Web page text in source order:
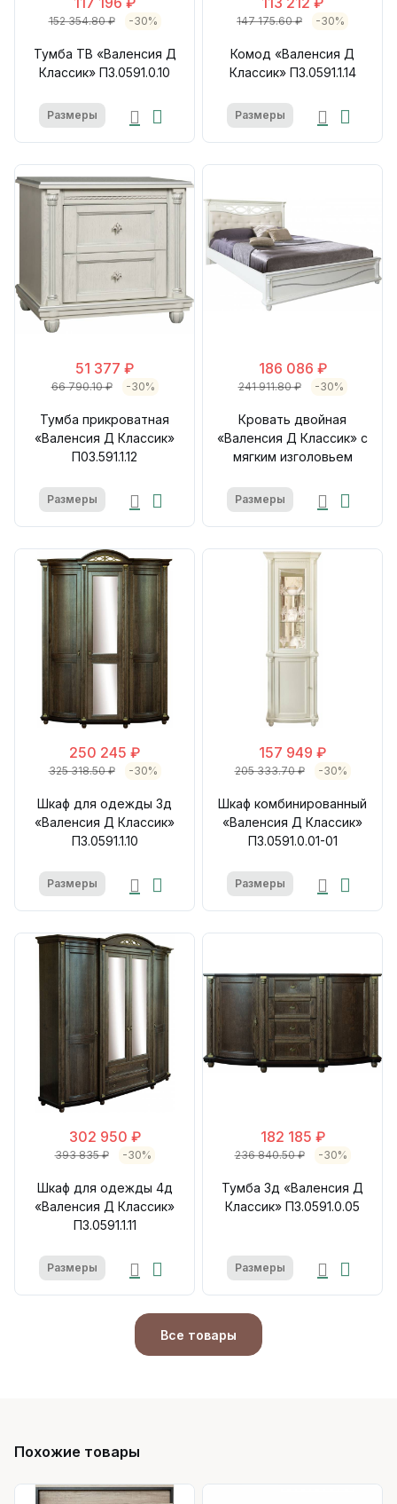
152 354.80 ₽ -30%
Тумба ТВ «Валенсия Д
Классик» П3.0591.0.10
Размеры
147 175.60 ₽ -30%
Комод «Валенсия Д
Классик» П3.0591.1.14
Размеры
51 377 ₽
66 790.10 ₽ -30%
Тумба прикроватная
«Валенсия Д Классик»
П03.591.1.12
Размеры
186 086 ₽
241 911.80 ₽ -30%
Кровать двойная
«Валенсия Д Классик» с
мягким изголовьем
Размеры
250 245 ₽
325 318.50 ₽ -30%
Шкаф для одежды 3д
«Валенсия Д Классик»
П3.0591.1.10
Размеры
157 949 ₽
205 333.70 ₽ -30%
Шкаф комбинированный
«Валенсия Д Классик»
П3.0591.0.01-01
Размеры
302 950 ₽
393 835 ₽ -30%
Шкаф для одежды 4д
«Валенсия Д Классик»
П3.0591.1.11
Размеры
182 185 ₽
236 840.50 ₽ -30%
Тумба 3д «Валенсия Д
Классик» П3.0591.0.05
Размеры
Все товары
Похожие товары